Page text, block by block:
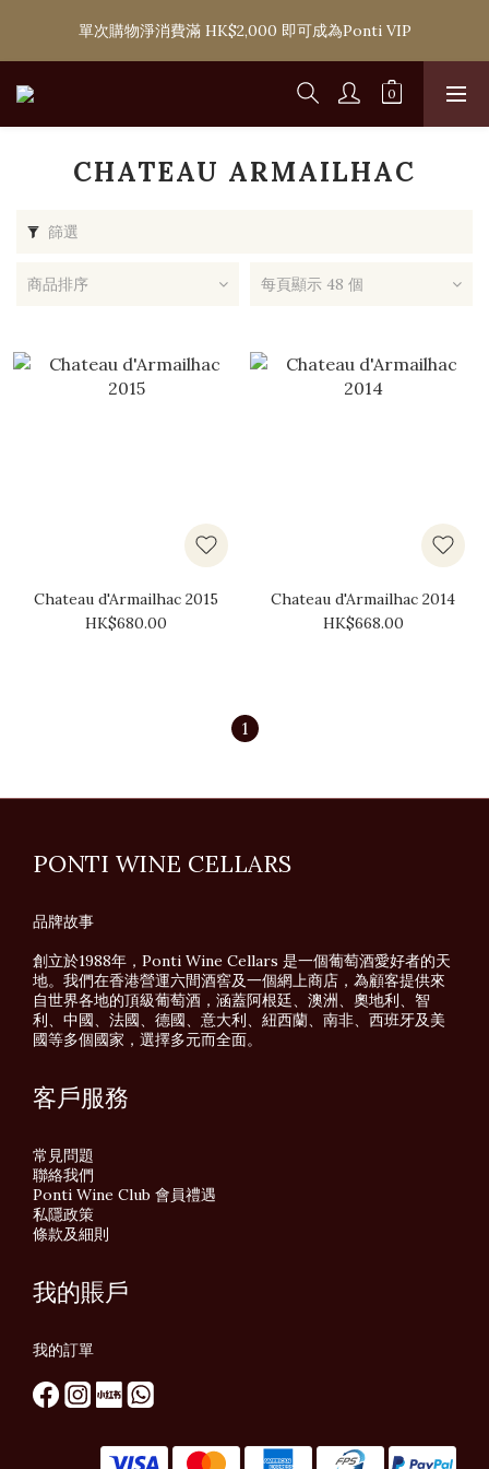
購滿 HK$1,800 即可享香港本地免費送貨服務，或選擇於6間分店
免費自取
單次購物淨消費滿 HK$2,000 即可成為Ponti VIP
購滿 HK$1,800 即可享香港本地免費送貨服務，或選擇於6間分店
CHATEAU ARMAILHAC
篩選
商品排序 每頁顯示 48 個
Chateau d'Armailhac 2015
HK$680.00
Chateau d'Armailhac 2014
HK$668.00
1
PONTI WINE CELLARS
品牌故事
創立於1988年，Ponti Wine Cellars 是一個葡萄酒愛好者的天
地。我們在香港營運六間酒窖及一個網上商店，為顧客提供來
自世界各地的頂級葡萄酒，涵蓋阿根廷、澳洲、奧地利、智
利、中國、法國、德國、意大利、紐西蘭、南非、西班牙及美
國等多個國家，選擇多元而全面。
客戶服務
常見問題
聯絡我們
Ponti Wine Club 會員禮遇
私隱政策
條款及細則
我的賬戶
我的訂單